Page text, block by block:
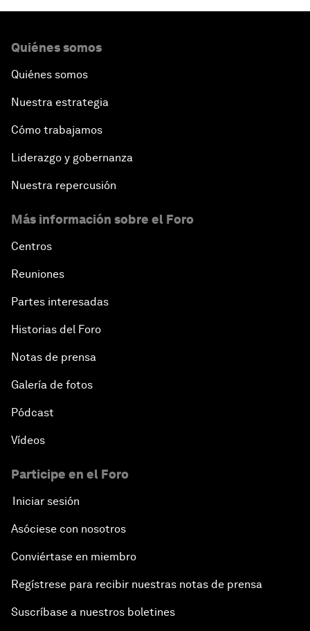
Quiénes somos
Quiénes somos
Nuestra estrategia
Cómo trabajamos
Liderazgo y gobernanza
Nuestra repercusión
Más información sobre el Foro
Centros
Reuniones
Partes interesadas
Historias del Foro
Notas de prensa
Galería de fotos
Pódcast
Vídeos
Participe en el Foro
Iniciar sesión
Asóciese con nosotros
Conviértase en miembro
Regístrese para recibir nuestras notas de prensa
Suscríbase a nuestros boletines